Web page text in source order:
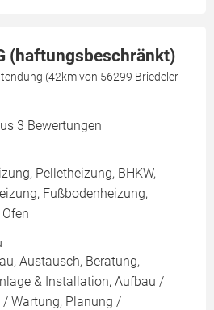
(haftungsbeschränkt)
(42km von 56299 Briedeler
3 Bewertungen
Pelletheizung, BHKW,
Fußbodenheizung,
Austausch, Beratung,
& Installation, Aufbau /
Wartung, Planung /